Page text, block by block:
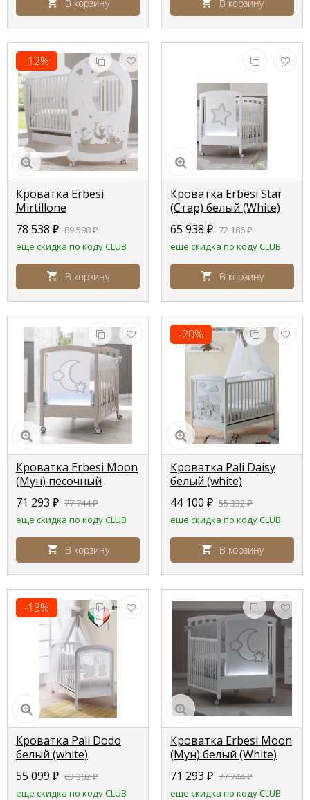
В корзину В корзину
-12%
Кроватка Erbesi
Mirtillone
(Миртиллоне) белый
(White/Tortora)
78 538 ₽ 89 590₽
еще скидка по коду CLUB
В корзину
Кроватка Erbesi Star
(Стар) белый (White)
65 938 ₽ 72 186₽
еще скидка по коду CLUB
В корзину
Кроватка Erbesi Moon
(Мун) песочный
выбеленный ( tortora
sbiancato)
71 293 ₽ 77 744₽
еще скидка по коду CLUB
В корзину
-20%
Кроватка Pali Daisy
белый (white)
44 100 ₽ 55 332₽
еще скидка по коду CLUB
В корзину
-13%
Кроватка Pali Dodo
белый (white)
55 099 ₽ 63 302₽
еще скидка по коду CLUB
Кроватка Erbesi Moon
(Мун) белый (White)
71 293 ₽ 77 744₽
еще скидка по коду CLUB